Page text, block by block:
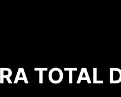
TOTAL